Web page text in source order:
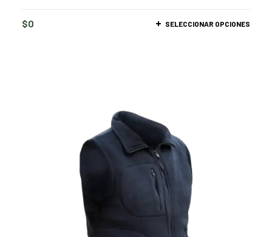
$0 SELECCIONAR OPCIONES